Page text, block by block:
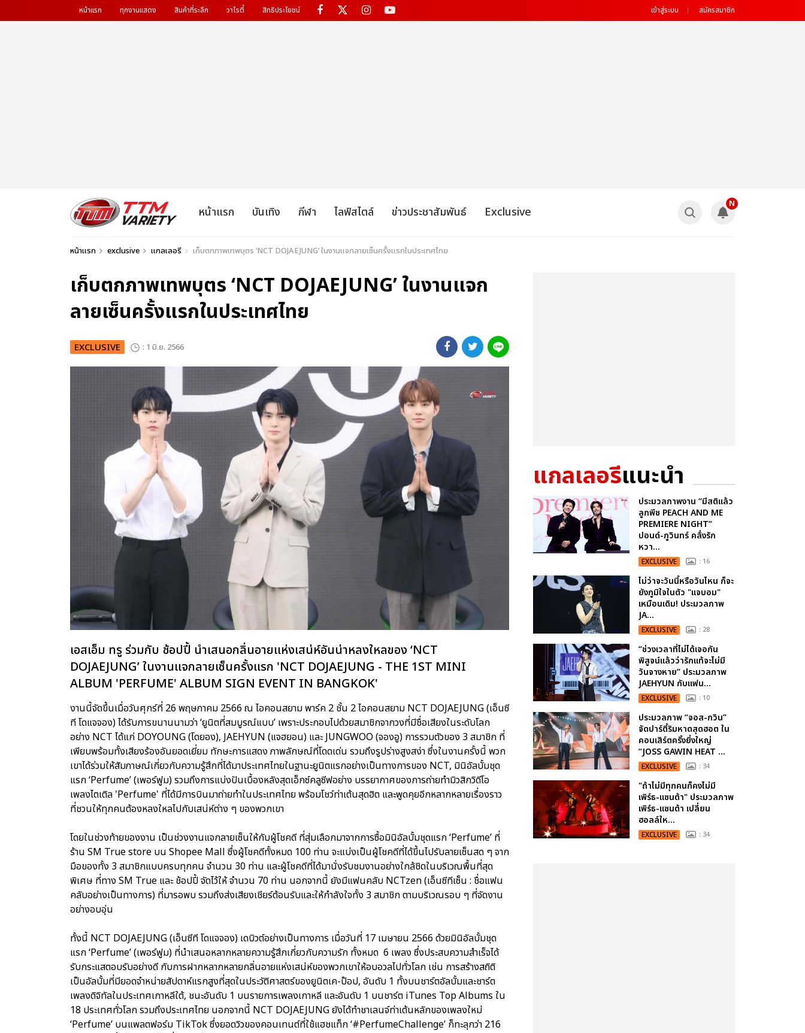
หน้าแรก ทุกงานแสดง สินค้าที่ระลึก วาไรตี้ สิทธิประโยชน์ เข้าสู่ระบบ สมัครสมาชิก
หน้าแรก บันเทิง กีฬา ไลฟ์สไตล์ ข่าวประชาสัมพันธ์ Exclusive
N
หน้าแรก exclusive แกลเลอรี เก็บตกภาพเทพบุตร ‘NCT DOJAEJUNG’ ในงานแจกลายเซ็นครั้งแรกในประเทศไทย
เก็บตกภาพเทพบุตร ‘NCT DOJAEJUNG’ ในงานแจก
ลายเซ็นครั้งแรกในประเทศไทย
EXCLUSIVE : 1 มิ.ย. 2566
เอสเอ็ม ทรู ร่วมกับ ช้อปปี้ นำเสนอกลิ่นอายแห่งเสน่ห์อันน่าหลงใหลของ ‘NCT
DOJAEJUNG’ ในงานแจกลายเซ็นครั้งแรก 'NCT DOJAEJUNG - THE 1ST MINI
ALBUM 'PERFUME' ALBUM SIGN EVENT IN BANGKOK'
งานนี้จัดขึ้นเมื่อวันศุกร์ที่ 26 พฤษภาคม 2566 ณ ไอคอนสยาม พาร์ค 2 ชั้น 2 ไอคอนสยาม NCT DOJAEJUNG (เอ็นซี
ที โดแจจอง) ได้รับการขนานนามว่า ‘ยูนิตที่สมบูรณ์แบบ’ เพราะประกอบไปด้วยสมาชิกจากวงที่มีชื่อเสียงในระดับโลก
อย่าง NCT ได้แก่ DOYOUNG (โดยอง), JAEHYUN (แจฮยอน) และ JUNGWOO (จองอู) การรวมตัวของ 3 สมาชิก ที่
เพียบพร้อมทั้งเสียงร้องอันยอดเยี่ยม ทักษะการแสดง ภาพลักษณ์ที่โดดเด่น รวมถึงรูปร่างสูงสง่า ซึ่งในงานครั้งนี้ พวก
เขาได้ร่วมให้สัมภาษณ์เกี่ยวกับความรู้สึกที่ได้มาประเทศไทยในฐานะยูนิตแรกอย่างเป็นทางการของ NCT, มินิอัลบั้มชุด
แรก ‘Perfume’ (เพอร์ฟูม) รวมถึงการแบ่งปันเบื้องหลังสุดเอ็กซ์คลูซีฟอย่าง บรรยากาศของการถ่ายทำมิวสิกวิดีโอ
เพลงไตเติล 'Perfume' ที่ได้มีการบินมาถ่ายทำในประเทศไทย พร้อมโชว์ท่าเต้นสุดฮิต และพูดคุยอีกหลากหลายเรื่องราว
ที่ชวนให้ทุกคนต้องหลงใหลไปกับเสน่ห์ต่าง ๆ ของพวกเขา
โดยในช่วงท้ายของงาน เป็นช่วงงานแจกลายเซ็นให้กับผู้โชคดี ที่สุ่มเลือกมาจากการซื้อมินิอัลบั้มชุดแรก ‘Perfume’ ที่
ร้าน SM True store บน Shopee Mall ซึ่งผู้โชคดีทั้งหมด 100 ท่าน จะแบ่งเป็นผู้โชคดีที่ได้ขึ้นไปรับลายเซ็นสด ๆ จาก
มือของทั้ง 3 สมาชิกแบบครบทุกคน จำนวน 30 ท่าน และผู้โชคดีที่ได้มานั่งรับชมงานอย่างใกล้ชิดในบริเวณพื้นที่สุด
พิเศษ ที่ทาง SM True และ ช้อปปี้ จัดไว้ให้ จำนวน 70 ท่าน นอกจากนี้ ยังมีแฟนคลับ NCTzen (เอ็นซีทีเซ็น : ชื่อแฟน
คลับอย่างเป็นทางการ) ที่มารอพบ รวมถึงส่งเสียงเชียร์ต้อนรับและให้กำลังใจทั้ง 3 สมาชิก ตามบริเวณรอบ ๆ ที่จัดงาน
อย่างอบอุ่น
ทั้งนี้ NCT DOJAEJUNG (เอ็นซีที โดแจจอง) เดบิวต์อย่างเป็นทางการ เมื่อวันที่ 17 เมษายน 2566 ด้วยมินิอัลบั้มชุด
แรก ‘Perfume’ (เพอร์ฟูม) ที่นำเสนอหลากหลายความรู้สึกเกี่ยวกับความรัก ทั้งหมด 6 เพลง ซึ่งประสบความสำเร็จได้
รับกระแสตอบรับอย่างดี กับการฝากหลากหลายกลิ่นอายแห่งเสน่ห์ของพวกเขาให้อบอวลไปทั่วโลก เช่น การสร้างสถิติ
เป็นอัลบั้มที่มียอดจำหน่ายสัปดาห์แรกสูงที่สุดในประวัติศาสตร์ของยูนิตเค-ป๊อป, อันดับ 1 ทั้งบนชาร์ตอัลบั้มและชาร์ต
เพลงดิจิทัลในประเทศเกาหลีใต้, ชนะอันดับ 1 บนรายการเพลงเกาหลี และอันดับ 1 บนชาร์ต iTunes Top Albums ใน
18 ประเทศทั่วโลก รวมถึงประเทศไทย นอกจากนี้ NCT DOJAEJUNG ยังได้ทำชาเลนจ์ท่าเต้นหลักของเพลงใหม่
‘Perfume’ บนแพลตฟอร์ม TikTok ซึ่งยอดวิวของคอนเทนต์ที่ใช้แฮชแท็ก ‘#PerfumeChallenge’ ก็ทะลุกว่า 216
แกลเลอรีแนะนำ
ประมวลภาพงาน “มีสติแล้ว
ลูกพีช PEACH AND ME
PREMIERE NIGHT”
ปอนด์-ภูวินทร์ คลั่งรัก
หวา...
EXCLUSIVE : 16
ไม่ว่าจะวันนี้หรือวันไหน ก็จะ
ยังภูมิใจในตัว "แจบอม"
เหมือนเดิม! ประมวลภาพ
JA...
EXCLUSIVE : 28
“ช่วงเวลาที่ไม่ได้เจอกัน
พิสูจน์แล้วว่ารักแท้จะไม่มี
วันจางหาย” ประมวลภาพ
JAEHYUN กับแฟน...
EXCLUSIVE : 10
ประมวลภาพ “จอส-กวิน”
จัดปาร์ตี้ริมหาดสุดฮอต ใน
คอนเสิร์ตครั้งยิ่งใหญ่
“JOSS GAWIN HEAT ...
EXCLUSIVE : 34
"ถ้าไม่มีทุกคนก็คงไม่มี
เพิร์ธ-แซนต้า" ประมวลภาพ
เพิร์ธ-แซนต้า เปลี่ยน
ฮอลล์ให...
EXCLUSIVE : 34